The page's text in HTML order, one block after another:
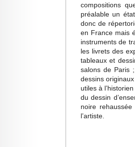
compositions
préalable un
donc de
en France mais
instruments de
les livrets des
tableaux et
salons de Paris
dessins
utiles à
du dessin
noire
l’artiste.